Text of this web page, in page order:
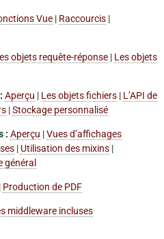
Vue | Raccourcis |
objets requête-réponse | Les objets
Aperçu | Les objets fichiers | L’API de
|Stockage personnalisé
: Aperçu |Vues d’affichages
| Utilisation des mixins |
général
| Production de PDF
middleware incluses